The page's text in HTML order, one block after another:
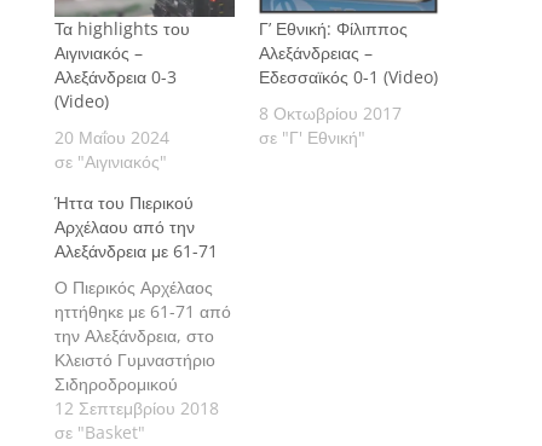
Τα highlights του
Αιγινιακός –
Αλεξάνδρεια 0-3
(Video)
20 Μαΐου 2024
σε "Αιγινιακός"
Γ’ Εθνική: Φίλιππος
Αλεξάνδρειας –
Εδεσσαϊκός 0-1 (Video)
8 Οκτωβρίου 2017
σε "Γ' Εθνική"
Ήττα του Πιερικού
Αρχέλαου από την
Αλεξάνδρεια με 61-71
Ο Πιερικός Αρχέλαος
ηττήθηκε με 61-71 από
την Αλεξάνδρεια, στο
Κλειστό Γυμναστήριο
Σιδηροδρομικού
Σταθμού Κατερίνης, σε
αγώνα για την 5η
12 Σεπτεμβρίου 2018
σε "Basket"